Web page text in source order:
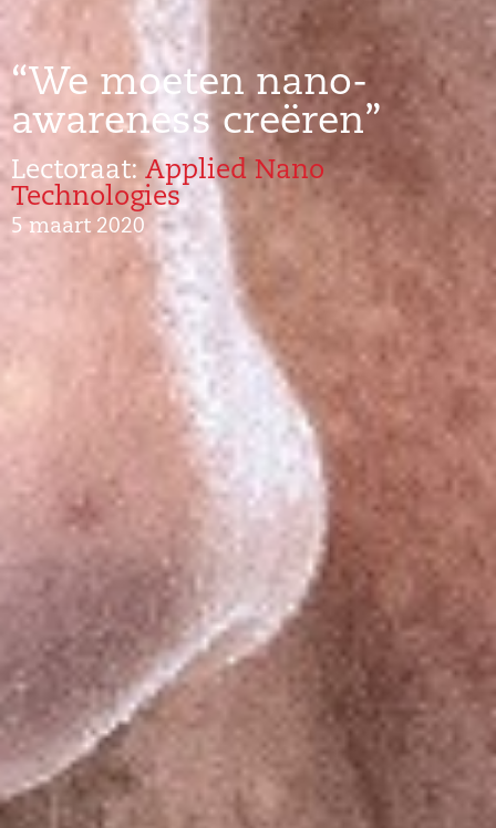
“We moeten nano-
awareness creëren”
Lectoraat: Applied Nano
Technologies
5 maart 2020